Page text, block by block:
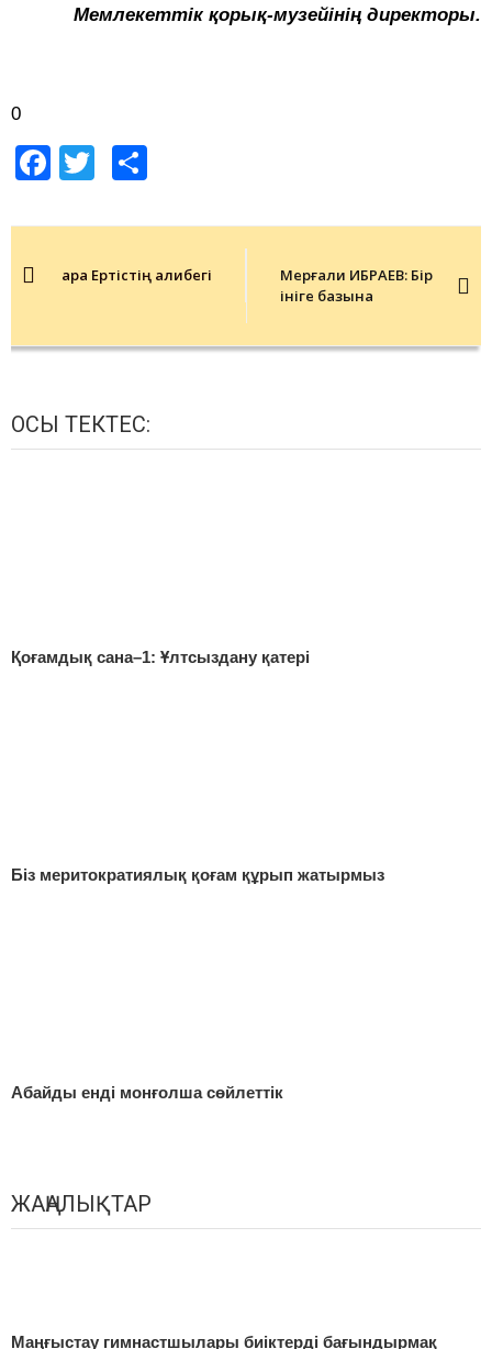
Мемлекеттік қорық-музейінің директоры.
0
Facebook
Twitter
navigation
Қара Ертістің Қалибегі
Мерғали ИБРАЕВ: Бір
ініге базына
ОСЫ ТЕКТЕС:
Қоғамдық сана–1: Ұлтсыздану қатері
Біз меритократиялық қоғам құрып жатырмыз
Абайды енді монғолша сөйлеттік
ЖАҢАЛЫҚТАР
Маңғыстау гимнастшылары биіктерді бағындырмақ